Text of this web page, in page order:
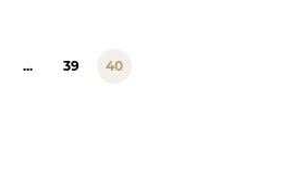
... 39 40